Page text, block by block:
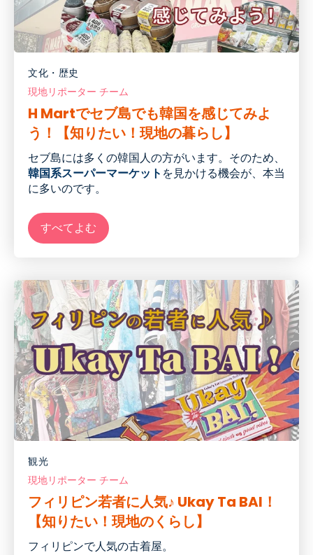
文化・歴史
現地リポーター チーム
H Martでセブ島でも韓国を感じてみよ
う！【知りたい！現地の暮らし】
セブ島には多くの韓国人の方がいます。そのため、
韓国系スーパーマーケット を見かける機会が、 本当
に多いのです。
すべてよむ
観光
現地リポーター チーム
フィリピン若者に人気♪ Ukay Ta BAI！
【知りたい！現地のくらし】
フィリピンで人気の古着屋。